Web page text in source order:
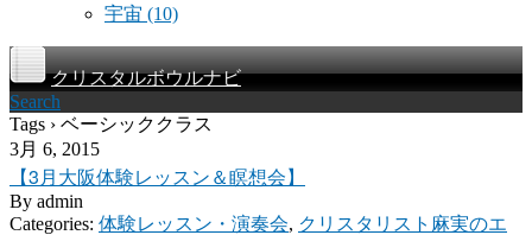
宇宙 (10)
クリスタルボウルナビ
Search
Tags › ベーシッククラス
3月 6, 2015
【3月大阪体験レッスン＆瞑想会】
By admin
Categories: 体験レッスン・演奏会, クリスタリスト麻実のエ